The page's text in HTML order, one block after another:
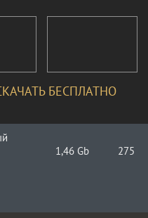
БЕСПЛАТНО
1,46 Gb 275